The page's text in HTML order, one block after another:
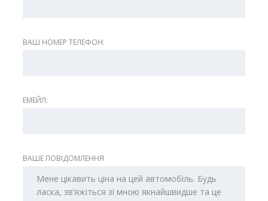
ВАШ НОМЕР ТЕЛЕФОН:
ЕМЕЙЛ:
ВАШЕ ПОВІДОМЛЕННЯ